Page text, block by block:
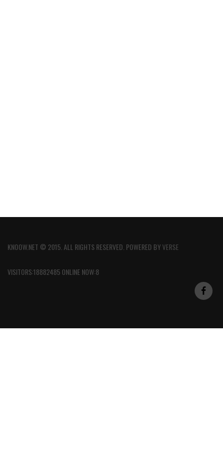
KNOOW.NET © 2015. ALL RIGHTS RESERVED. POWERED BYVERSE
VISITORS:18882485 ONLINE NOW:8